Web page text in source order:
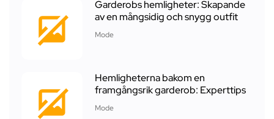
Garderobs hemligheter: Skapande
av en mångsidig och snygg outfit
Mode
Hemligheterna bakom en
framgångsrik garderob: Experttips
Mode